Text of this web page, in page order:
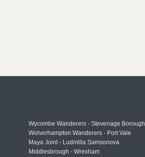
Wycombe Wanderers - Stevenage Borough
Wolverhampton Wanderers - Port Vale
Maya Joint - Ludmilla Samsonova
Middlesbrough - Wrexham